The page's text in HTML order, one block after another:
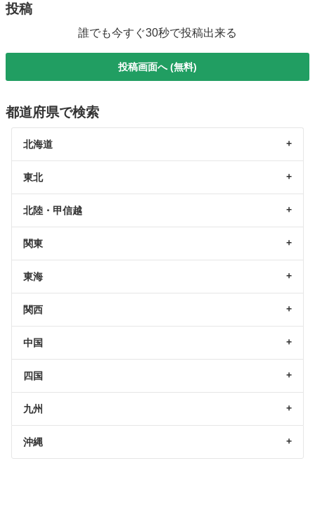
投稿
誰でも今すぐ30秒で投稿出来る
投稿画面へ (無料)
都道府県で検索
北海道
東北
北陸・甲信越
関東
東海
関西
中国
四国
九州
沖縄